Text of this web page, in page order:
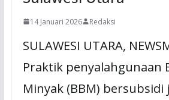
14 Januari 2026 Redaksi
SULAWESI UTARA,
Praktik penyalahgunaan
Minyak (BBM) bersubsidi